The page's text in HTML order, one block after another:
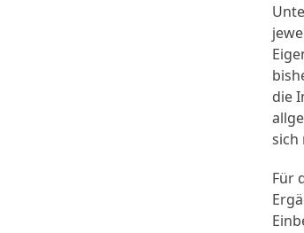
die
sich
Für